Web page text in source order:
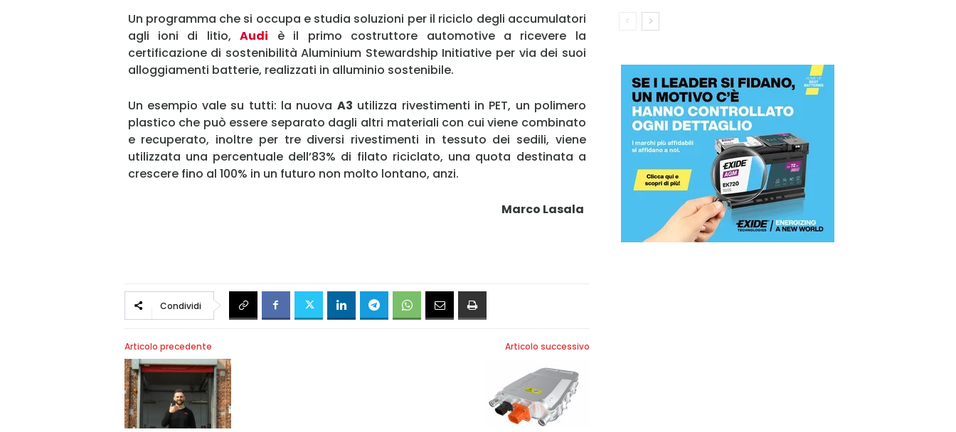
Username
Password
Ricordami
Un programma che si occupa e studia soluzioni per il riciclo degli accumulatori
agli ioni di litio,Audi è il primo costruttore automotive a ricevere la
certificazione di sostenibilità Aluminium Stewardship Initiative per via dei suoi
alloggiamenti batterie, realizzati in alluminio sostenibile.
Un esempio vale su tutti: la nuova A3 utilizza rivestimenti in PET, un polimero
plastico che può essere separato dagli altri materiali con cui viene combinato
e recuperato, inoltre per tre diversi rivestimenti in tessuto dei sedili, viene
utilizzata una percentuale dell’83% di filato riciclato, una quota destinata a
crescere fino al 100% in un futuro non molto lontano, anzi.
Marco Lasala
Condividi
Articolo precedente Articolo successivo